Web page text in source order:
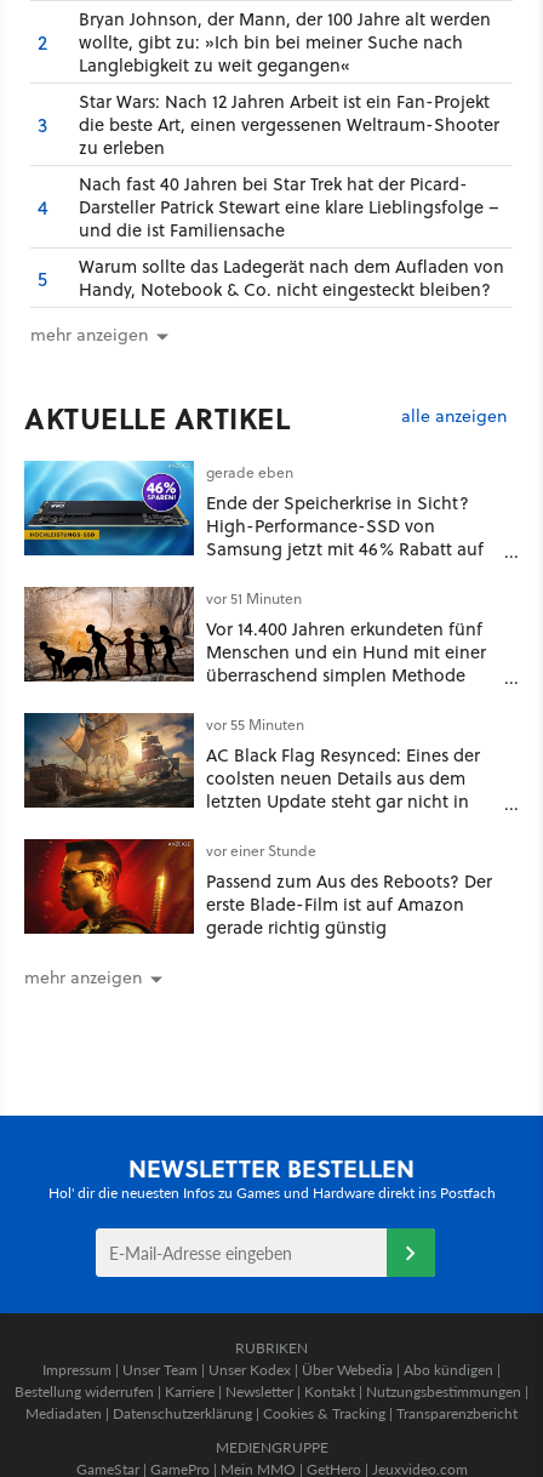
2
Bryan Johnson, der Mann, der 100 Jahre alt werden
wollte, gibt zu: »Ich bin bei meiner Suche nach
Langlebigkeit zu weit gegangen«
3
Star Wars: Nach 12 Jahren Arbeit ist ein Fan-Projekt
die beste Art, einen vergessenen Weltraum-Shooter
zu erleben
4
Nach fast 40 Jahren bei Star Trek hat der Picard-
Darsteller Patrick Stewart eine klare Lieblingsfolge –
und die ist Familiensache
5
Warum sollte das Ladegerät nach dem Aufladen von
Handy, Notebook & Co. nicht eingesteckt bleiben?
mehr anzeigen
AKTUELLE ARTIKEL alle anzeigen
gerade eben
Ende der Speicherkrise in Sicht?
High-Performance-SSD von
Samsung jetzt mit 46% Rabatt auf
vor 51 Minuten
Vor 14.400 Jahren erkundeten fünf
Menschen und ein Hund mit einer
überraschend simplen Methode
Spuren für die Ewigkeit
vor 55 Minuten
AC Black Flag Resynced: Eines der
coolsten neuen Details aus dem
letzten Update steht gar nicht in
vor einer Stunde
Passend zum Aus des Reboots? Der
erste Blade-Film ist auf Amazon
gerade richtig günstig
mehr anzeigen
NEWSLETTER BESTELLEN
Hol' dir die neuesten Infos zu Games und Hardware direkt ins Postfach
RUBRIKEN
Impressum | Unser Team | Unser Kodex | Über Webedia | Abo kündigen |
Bestellung widerrufen | Karriere | Newsletter | Kontakt | Nutzungsbestimmungen |
Mediadaten | Datenschutzerklärung | Cookies & Tracking | Transparenzbericht
MEDIENGRUPPE
GameStar| GamePro | Mein MMO | GetHero | Jeuxvideo.com